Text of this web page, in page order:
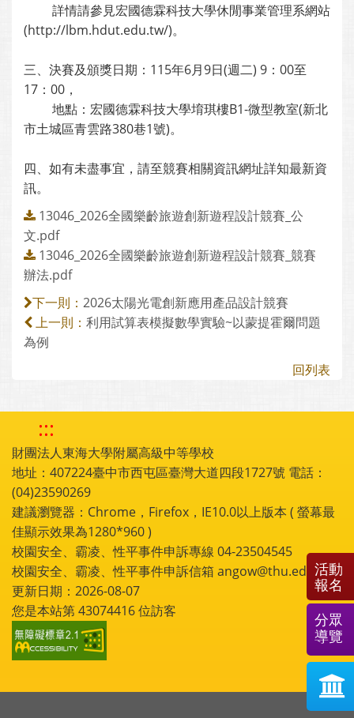
詳情請參見宏國德霖科技大學休閒事業管理系網站
(http://lbm.hdut.edu.tw/)。
三、決賽及頒獎日期：115年6月9日(週二) 9：00至
17：00，
地點：宏國德霖科技大學堉琪樓B1-微型教室(新北
市土城區青雲路380巷1號)。
四、如有未盡事宜，請至競賽相關資訊網址詳知最新資
訊。
13046_2026全國樂齡旅遊創新遊程設計競賽_公
文.pdf
13046_2026全國樂齡旅遊創新遊程設計競賽_競賽
辦法.pdf
下一則： 2026太陽光電創新應用產品設計競賽
上一則： 利用試算表模擬數學實驗~以蒙提霍爾問題
為例
回列表
:::
財團法人東海大學附屬高級中等學校
地址：407224臺中市西屯區臺灣大道四段1727號 電話：
(04)23590269
建議瀏覽器：Chrome，Firefox，IE10.0以上版本 ( 螢幕最
佳顯示效果為1280*960 )
校園安全、霸凌、性平事件申訴專線 04-23504545
校園安全、霸凌、性平事件申訴信箱 angow@thu.edu.tw
更新日期：2026-08-07
您是本站第43074416位訪客
活動
報名
分眾
導覽